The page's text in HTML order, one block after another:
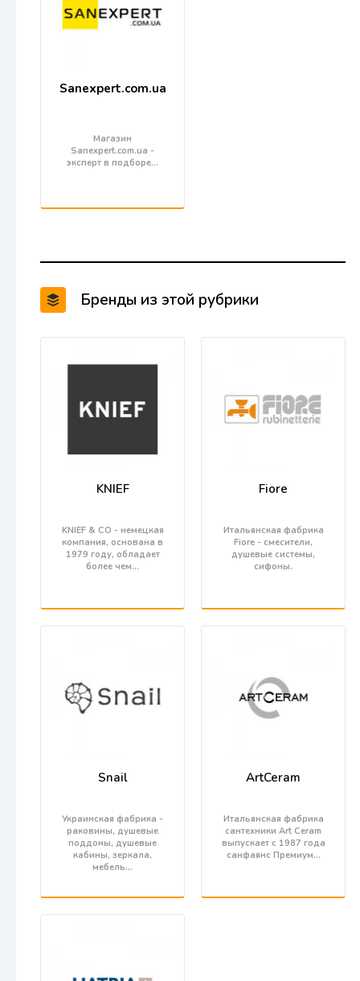
Sanexpert.com.ua
Магазин
Sanexpert.com.ua -
эксперт в подборе…
Бренды из этой рубрики
KNIEF
KNIEF & CO - немецкая
компания, основана в
1979 году, обладает
более чем…
Fiore
Итальянская фабрика
Fiore - смесители,
душевые системы,
сифоны.
Snail
Украинская фабрика -
раковины, душевые
поддоны, душевые
кабины, зеркала,
мебель…
ArtCeram
Итальянская фабрика
сантехники Art Ceram
выпускает с 1987 года
санфаянс Премиум…